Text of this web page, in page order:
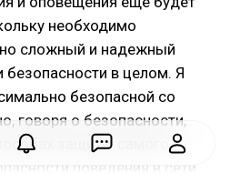
необходимо
сложный и надежный
безопасности в целом. Я
безопасной со
говоря о безопасности,
защиты самого
поведения в сети